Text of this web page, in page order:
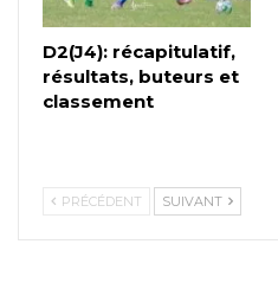
D2(J4): récapitulatif,
résultats, buteurs et
classement
PRÉCÉDENT SUIVANT